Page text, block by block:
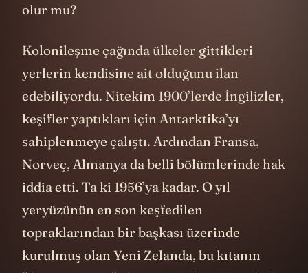
olur mu?
Kolonileşme çağında ülkeler gittikleri
yerlerin kendisine ait olduğunu ilan
edebiliyordu. Nitekim 1900’lerde İngilizler,
keşifler yaptıkları için Antarktika’yı
sahiplenmeye çalıştı. Ardından Fransa,
Norveç, Almanya da belli bölümlerinde hak
iddia etti. Ta ki 1956’ya kadar. O yıl
yeryüzünün en son keşfedilen
topraklarından bir başkası üzerinde
kurulmuş olan Yeni Zelanda, bu kıtanın